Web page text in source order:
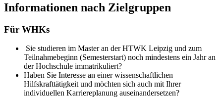
Informationen nach Zielgruppen
Für WHKs
Sie studieren im Master an der HTWK Leipzig und zum
Teilnahmebeginn (Semesterstart) noch mindestens ein Jahr an
der Hochschule immatrikuliert?
Haben Sie Interesse an einer wissenschaftlichen
Hilfskrafttätigkeit und möchten sich auch mit Ihrer
individuellen Karriereplanung auseinandersetzen?